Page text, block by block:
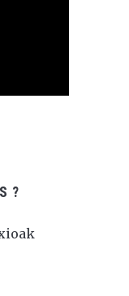
?